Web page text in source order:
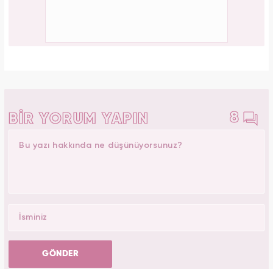
BİR YORUM YAPIN 8
GÖNDER